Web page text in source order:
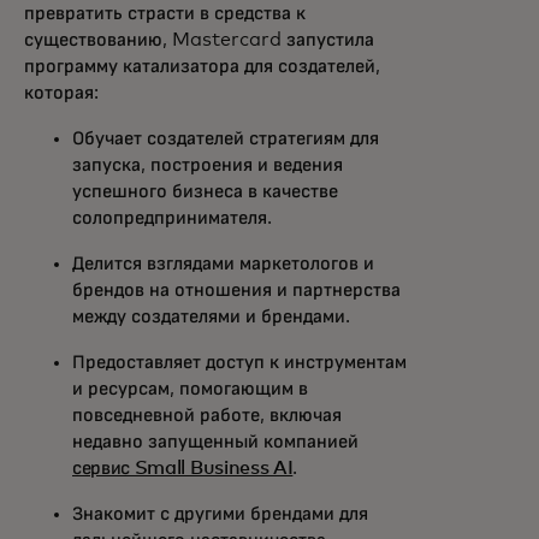
превратить страсти в средства к
существованию, Mastercard запустила
программу катализатора для создателей,
которая:
Обучает создателей стратегиям для
запуска, построения и ведения
успешного бизнеса в качестве
солопредпринимателя.
Делится взглядами маркетологов и
брендов на отношения и партнерства
между создателями и брендами.
Предоставляет доступ к инструментам
и ресурсам, помогающим в
повседневной работе, включая
недавно запущенный компанией
сервис Small Business AI .
Знакомит с другими брендами для